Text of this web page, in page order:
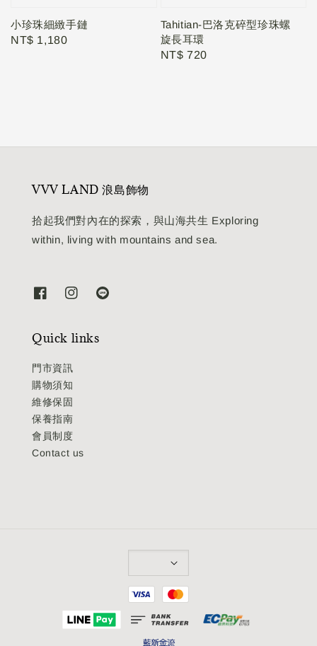
小珍珠細緻手鏈
Regular
NT$ 1,180
Tahitian-巴洛克碎型珍珠螺
旋長耳環
Regular
NT$ 720
VVV LAND 浪島飾物
拾起我們對內在的探索，與山海共生 Exploring
within, living with mountains and sea.
Quick links
門市資訊
購物須知
維修保固
保養指南
會員制度
Contact us